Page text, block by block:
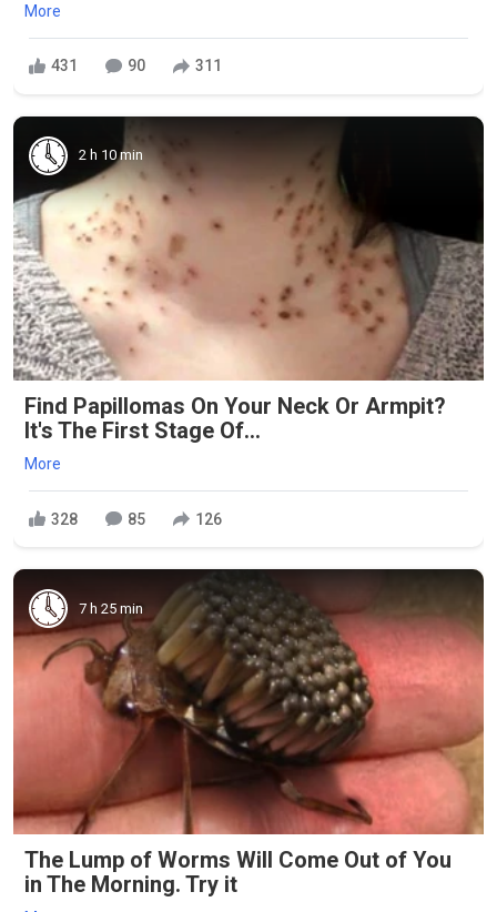
More
431 90 311
2 h 10 min
Find Papillomas On Your Neck Or Armpit?
It's The First Stage Of...
More
328 85 126
7 h 25 min
The Lump of Worms Will Come Out of You
in The Morning. Try it